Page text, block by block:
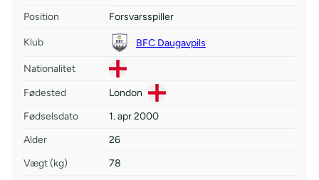
Position
Forsvarsspiller
Klub BFC Daugavpils
Nationalitet
Fødested
London
Fødselsdato
1. apr 2000
Alder
26
Vægt (kg)
78